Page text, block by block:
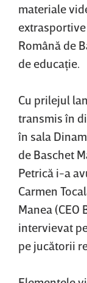
materiale
Română de
de educaţie.
Cu prilejul
transmis în
în sala
de Baschet
Petrică i-a
Carmen
Manea (CEO
intervievat
pe jucătorii